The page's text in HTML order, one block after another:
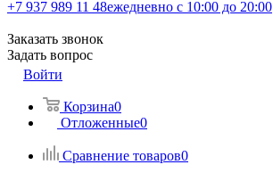
+7 937 989 11 48ежедневно с 10:00 до 20:00
Заказать звонок
Задать вопрос
Войти
Корзина0
Отложенные0
Сравнение товаров0